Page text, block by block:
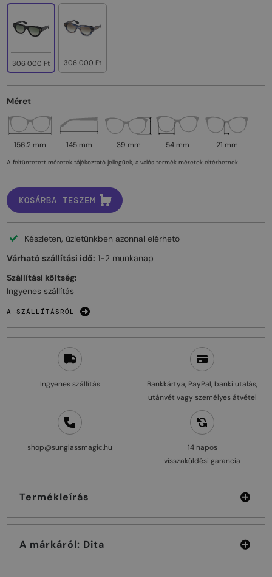
Ingyenes szállítás
Bankkártya, PayPal, banki utalás,
utánvét vagy személyes átvétel
shop@sunglassmagic.hu
14 napos
visszaküldési garancia
Termékleírás
A márkáról: Dita
306 000 Ft 306 000 Ft
Méret
156.2 mm 145 mm 39 mm 54 mm 21 mm
A feltüntetett méretek tájékoztató jellegűek, a valós termék méretek eltérhetnek.
KOSÁRBA TESZEM
Készleten, üzletünkben azonnal elérhető
Várható szállítási idő: 1-2 munkanap
Szállítási költség:
Ingyenes szállítás
A SZÁLLÍTÁSRÓL